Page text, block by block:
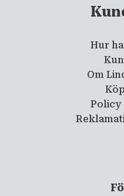
Hur
Om
Policy